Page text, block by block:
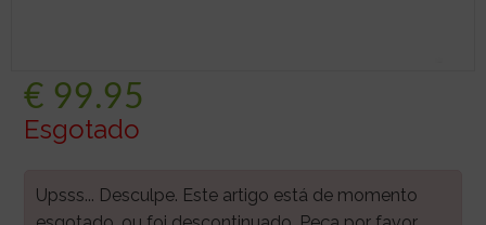
€ 99.95
Esgotado
Upsss... Desculpe. Este artigo está de momento